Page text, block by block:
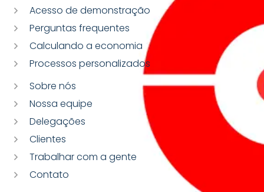
Acesso de demonstração
Perguntas frequentes
Calculando a economia
Processos personalizados
Sobre nós
Nossa equipe
Delegações
Clientes
Trabalhar com a gente
Contato